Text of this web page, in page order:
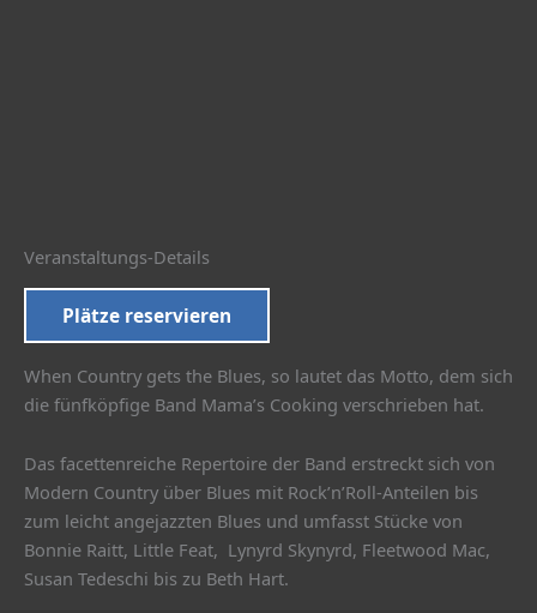
Veranstaltungs-Details
Plätze reservieren
When Country gets the Blues, so lautet das Motto, dem sich
die fünfköpfige Band Mama’s Cooking verschrieben hat.
Das facettenreiche Repertoire der Band erstreckt sich von
Modern Country über Blues mit Rock’n’Roll-Anteilen bis
zum leicht angejazzten Blues und umfasst Stücke von
Bonnie Raitt, Little Feat, Lynyrd Skynyrd, Fleetwood Mac,
Susan Tedeschi bis zu Beth Hart.